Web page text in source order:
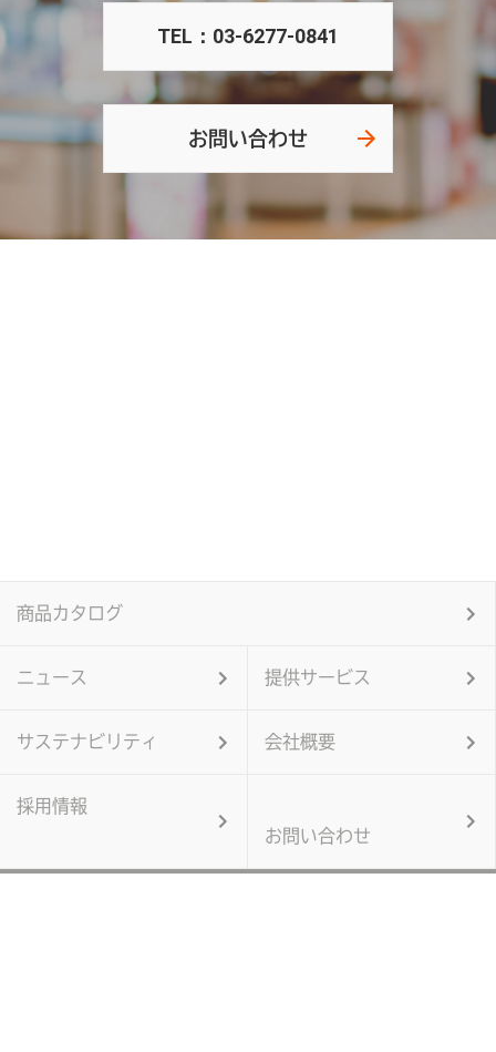
TEL：03-6277-0841
お問い合わせ
商品カタログ
ニュース 提供サービス
サステナビリティ 会社概要
採用情報
お問い合わせ